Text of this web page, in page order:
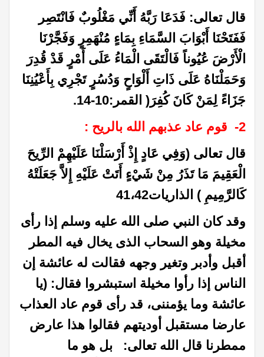
قال تعالى: فَدَعَا رَبَّهُ أَنِّي مَغْلُوبٌ فَانْتَصِر
فَفَتَحْنَا أَبْوَابَ السَّمَاءِ بِمَاءٍ مُنْهَمِرٍ وَفَجَّرْنَا
الْأَرْضَ عُيُوناً فَالْتَقَى الْمَاءُ عَلَى أَمْرٍ قَدْ قُدِرَ
وَحَمَلْنَاهُ عَلَى ذَاتِ أَلْوَاحٍ وَدُسُرٍ تَجْرِي بِأَعْيُنِنَا
جَزَاءً لِمَنْ كَانَ كُفِرَ( القمر:10-14.
2- قوم عاد عذبهم الله بالريح :
قال تعالى (وَفِي عَادٍ إِذْ أَرْسَلْنَا عَلَيْهِمْ الرِّيحَ
الْعَقِيمَ مَا تَذَرُ مِنْ شَيْءٍ أَتَتْ عَلَيْهِ إِلاَّ جَعَلَتْهُ
كَالرَّمِيمِ ) الذاريات41،42
وقد كان النبي صلى الله عليه وسلم إذا رأى
مخيلة وهو السحاب الذى يخال فيه المطر
أقبل وأدبر وتغير وجهه فقالت له عائشة إن
الناس إذا رأوا مخيلة استبشروا فقال: (يا
عائشة وما يؤمننى، قد رأى قوم عاد العذاب
عارضا مستقبل أوديتهم فقالوا هذا عارض
ممطرنا قال الله تعالى: بل هو ما